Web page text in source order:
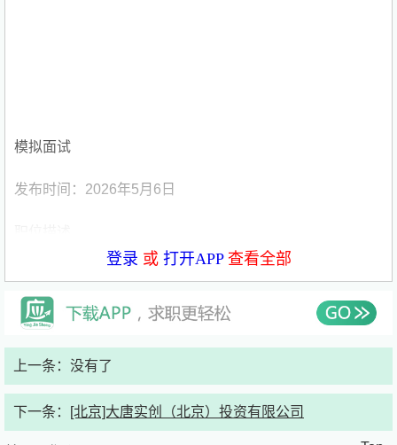
模拟面试
发布时间：2026年5月6日
负责幼儿教育辅导机构的托管老师
岗位要求：
年满18周岁，热爱婴幼儿
登录 或 打开APP查看全部
上一条：没有了
下一条： [北京]大唐实创（北京）投资有限公司